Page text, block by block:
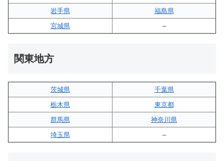
岩手県
福島県
宮城県
–
関東地方
茨城県
千葉県
栃木県
東京都
群馬県
神奈川県
埼玉県
–